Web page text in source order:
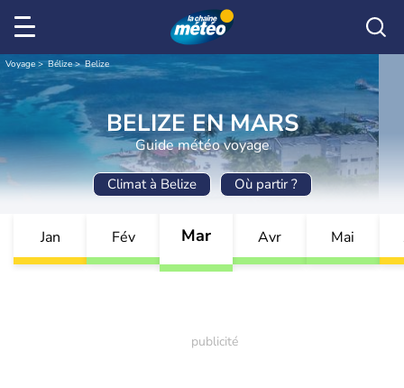
Voyage Bélize Belize
BELIZE EN MARS
Guide météo voyage
Climat à Belize Où partir ?
Jan Fév Mar Avr Mai